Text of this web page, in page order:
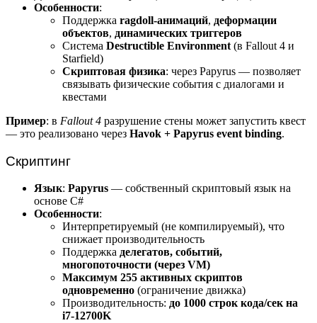
Особенности:
Поддержка ragdoll-анимаций, деформации
объектов, динамических триггеров
Система Destructible Environment (в Fallout 4 и
Starfield)
Скриптовая физика: через Papyrus — позволяет
связывать физические события с диалогами и
квестами
Пример: в Fallout 4 разрушение стены может запустить квест
— это реализовано через Havok + Papyrus event binding.
Скриптинг
Язык: Papyrus — собственный скриптовый язык на
основе C#
Особенности:
Интерпретируемый (не компилируемый), что
снижает производительность
Поддержка делегатов, событий,
многопоточности (через VM)
Максимум 255 активных скриптов
одновременно (ограничение движка)
Производительность: до 1000 строк кода/сек на
i7-12700K